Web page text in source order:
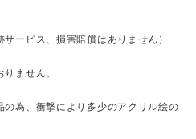
ービス、損害賠償はありません）
ません。
為、衝撃により多少のアクリル絵の